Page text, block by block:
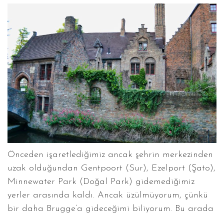
Önceden işaretlediğimiz ancak şehrin merkezinden
uzak olduğundan Gentpoort (Sur), Ezelport (Şato),
Minnewater Park (Doğal Park) gidemediğimiz
yerler arasında kaldı. Ancak üzülmüyorum, çünkü
bir daha Brugge’a gideceğimi biliyorum. Bu arada